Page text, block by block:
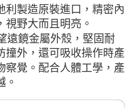
利製造原裝進口，精密內
視野大而且明亮。
遠鏡金屬外殼，堅固耐
撞外，還可吸收操作時產
察覺。配合人體工學，產
。